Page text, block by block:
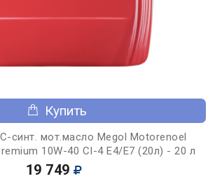
Купить
синт. мот.масло Megol Motorenoel
10W-40 CI-4 E4/E7 (20л) - 20 л
19 749